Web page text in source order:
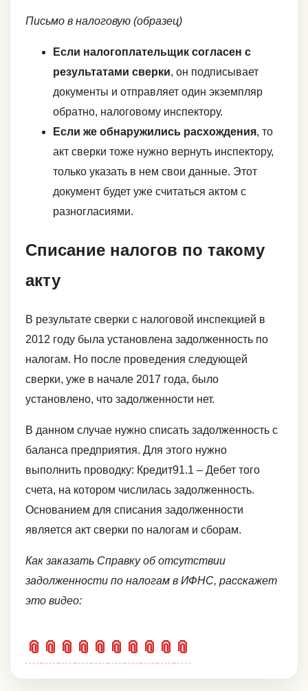
Письмо в налоговую (образец)
Если налогоплательщик согласен с
результатами сверки, он подписывает
документы и отправляет один экземпляр
обратно, налоговому инспектору.
Если же обнаружились расхождения, то
акт сверки тоже нужно вернуть инспектору,
только указать в нем свои данные. Этот
документ будет уже считаться актом с
разногласиями.
Списание налогов по такому
акту
В результате сверки с налоговой инспекцией в
2012 году была установлена задолженность по
налогам. Но после проведения следующей
сверки, уже в начале 2017 года, было
установлено, что задолженности нет.
В данном случае нужно списать задолженность с
баланса предприятия. Для этого нужно
выполнить проводку: Кредит91.1 – Дебет того
счета, на котором числилась задолженность.
Основанием для списания задолженности
является акт сверки по налогам и сборам.
Как заказать Справку об отсутствии
задолженности по налогам в ИФНС, расскажет
это видео:
📎 📎 📎 📎 📎 📎 📎 📎 📎 📎